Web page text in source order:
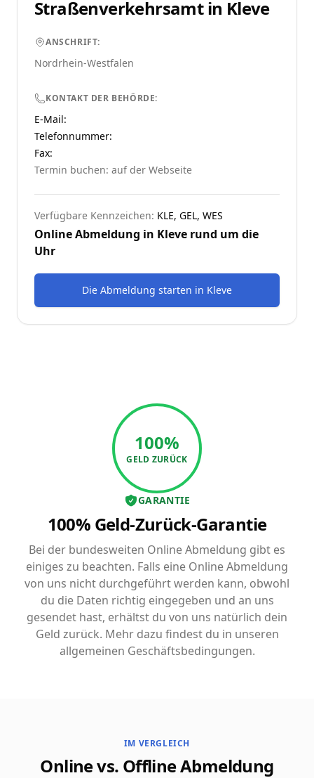
Straßenverkehrsamt in Kleve
ANSCHRIFT:
Nordrhein-Westfalen
KONTAKT DER BEHÖRDE:
E-Mail:
Telefonnummer:
Fax:
Termin buchen: auf der Webseite
Verfügbare Kennzeichen: KLE, GEL, WES
Online Abmeldung in Kleve rund um die
Uhr
Die Abmeldung starten in Kleve
100%
GELD ZURÜCK
GARANTIE
100% Geld-Zurück-Garantie
Bei der bundesweiten Online Abmeldung gibt es
einiges zu beachten. Falls eine Online Abmeldung
von uns nicht durchgeführt werden kann, obwohl
du die Daten richtig eingegeben und an uns
gesendet hast, erhältst du von uns natürlich dein
Geld zurück. Mehr dazu findest du in unseren
allgemeinen Geschäftsbedingungen.
IM VERGLEICH
Online vs. Offline Abmeldung